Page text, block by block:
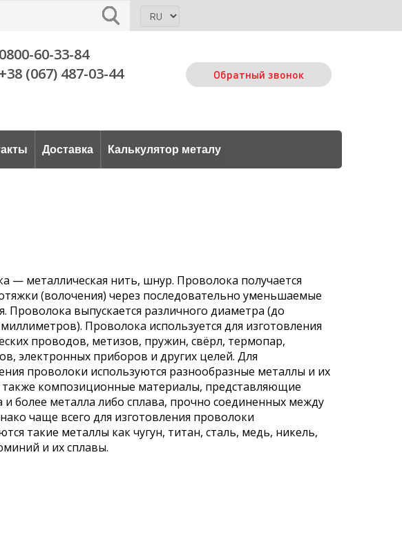
0800-60-33-84
+38 (067) 487-03-44
Обратный звонок
Доставка Калькулятор металу
— металлическая нить, шнур. Проволока получается
(волочения) через последовательно уменьшаемые
Проволока выпускается различного диаметра (до
Проволока используется для изготовления
проводов, метизов, пружин, свёрл, термопар,
электронных приборов и других целей. Для
проволоки используются разнообразные металлы и их
также композиционные материалы, представляющие
и более металла либо сплава, прочно соединенных между
чаще всего для изготовления проволоки
такие металлы как чугун, титан, сталь, медь, никель,
и их сплавы.